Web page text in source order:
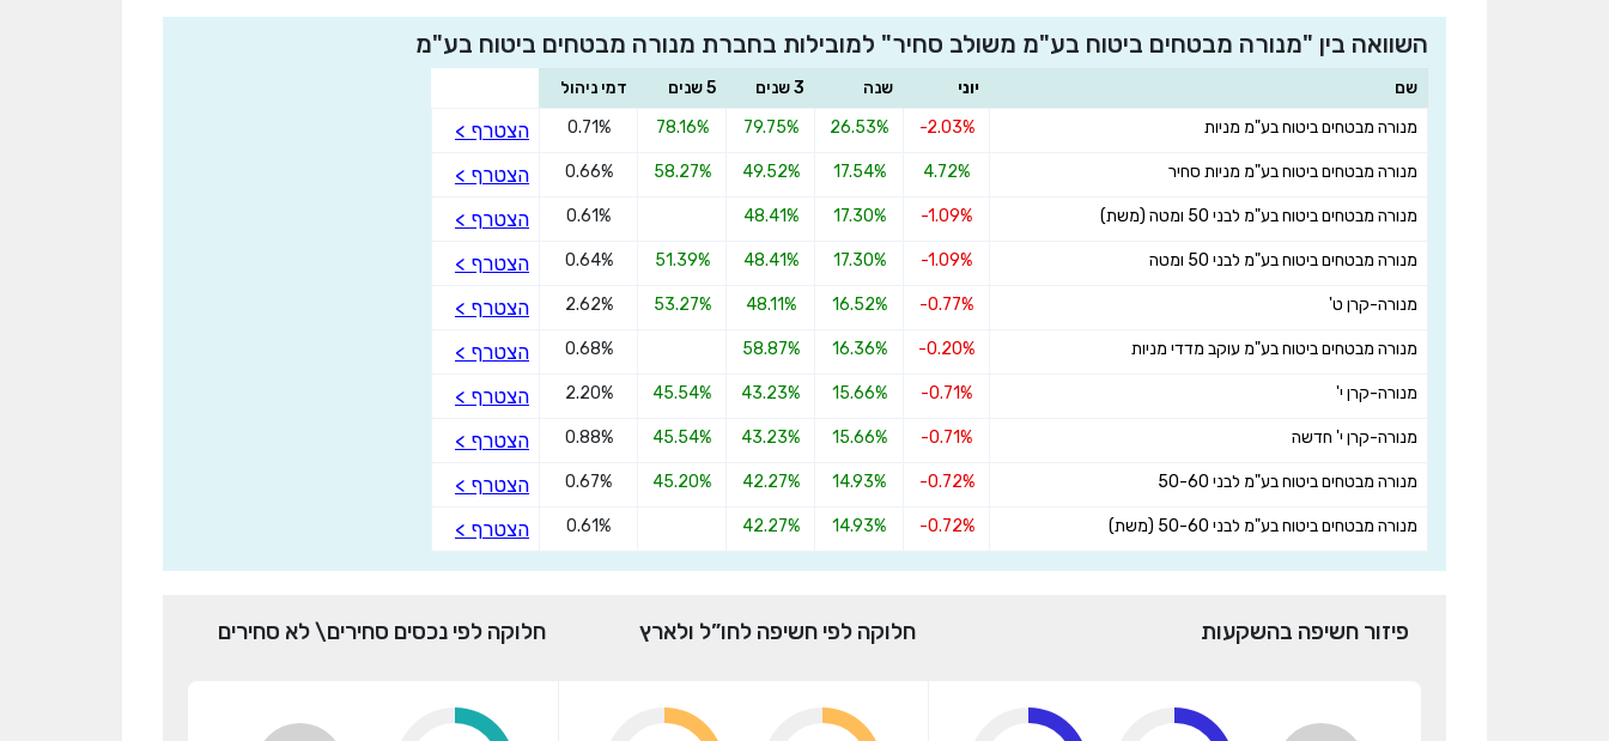
השוואה בין "מנורה מבטחים ביטוח בע"מ משולב סחיר" למובילות בחברת מנורה מבטחים ביטוח בע"מ
שם יוני שנה 3 שנים 5 שנים
דמי ניהול
מנורה מבטחים ביטוח בע"מ מניות
-2.03%
26.53%
79.75%
78.16%
0.71% הצטרף >
מנורה מבטחים ביטוח בע"מ מניות סחיר 4.72%
17.54%
49.52%
58.27%
0.66% הצטרף >
מנורה מבטחים ביטוח בע"מ לבני 50 ומטה (משת) -1.09%
17.30%
48.41%
0.61% הצטרף >
מנורה מבטחים ביטוח בע"מ לבני 50 ומטה -1.09%
17.30%
48.41%
51.39%
0.64% הצטרף >
מנורה-קרן ט' -0.77%
16.52%
48.11%
53.27%
2.62% הצטרף >
מנורה מבטחים ביטוח בע"מ עוקב מדדי מניות -0.20%
16.36%
58.87%
0.68% הצטרף >
מנורה-קרן י' -0.71%
15.66%
43.23%
45.54%
2.20% הצטרף >
מנורה-קרן י' חדשה -0.71%
15.66%
43.23%
45.54%
0.88% הצטרף >
מנורה מבטחים ביטוח בע"מ לבני 50-60 -0.72%
14.93%
42.27%
45.20%
0.67% הצטרף >
מנורה מבטחים ביטוח בע"מ לבני 50-60 (משת) -0.72%
14.93%
42.27%
0.61% הצטרף >
פיזור חשיפה בהשקעות חלוקה לפי חשיפה לחו”ל ולארץ חלוקה לפי נכסים סחירים\ לא סחירים
×הצטרפו מנורה מבטחים ביטוח בע"מ משולב
סחיר
מתכנן פיננסי (ללא עלות), השאירו פרטים:
בחר סכום
התחל בבדיקה חינם